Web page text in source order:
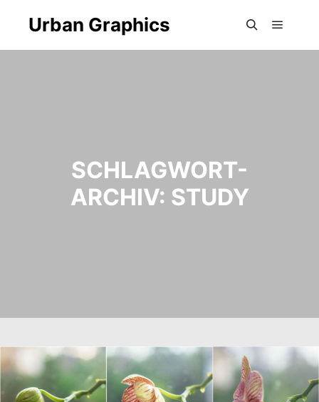
Urban Graphics
SCHLAGWORT-
ARCHIV: STUDY